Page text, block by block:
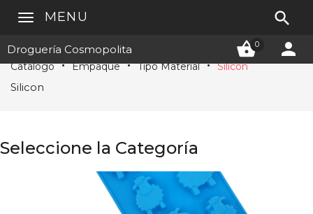
Droguería Cosmopolita 0 
MENU 
Catálogo Empaque Tipo Material Silicon
Silicon
Seleccione la Categoría